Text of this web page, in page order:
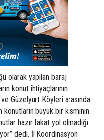
olarak yapılan baraj
konut ihtiyaçlarının
Güzelyurt Köyleri arasında
konutların büyük bir kısmının
hazır fakat yol olmadığı
dedi. İl Koordinasyon